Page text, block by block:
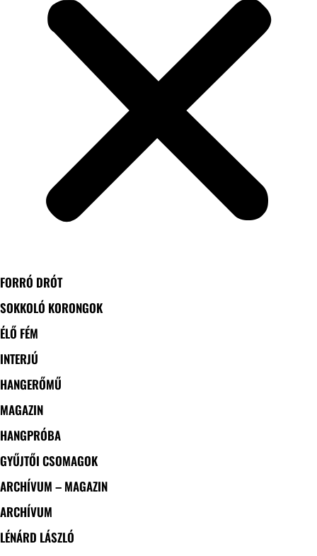
FORRÓ DRÓT
SOKKOLÓ KORONGOK
ÉLŐ FÉM
INTERJÚ
HANGERŐMŰ
MAGAZIN
HANGPRÓBA
GYŰJTŐI CSOMAGOK
ARCHÍVUM – MAGAZIN
ARCHÍVUM
LÉNÁRD LÁSZLÓ